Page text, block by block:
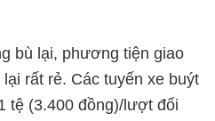
bù lại, phương tiện giao
rất rẻ. Các tuyến xe buýt
tệ (3.400 đồng)/lượt đối